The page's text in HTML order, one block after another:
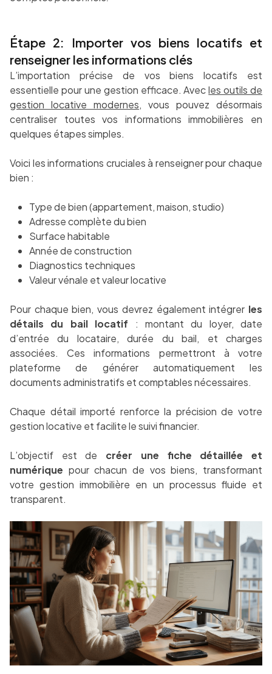
Étape 2: Importer vos biens locatifs et
renseigner les informations clés
L’importation précise de vos biens locatifs est
essentielle pour une gestion efficace. Avecles outils de
gestion locative modernes, vous pouvez désormais
centraliser toutes vos informations immobilières en
quelques étapes simples.
Voici les informations cruciales à renseigner pour chaque
bien :
Type de bien (appartement, maison, studio)
Adresse complète du bien
Surface habitable
Année de construction
Diagnostics techniques
Valeur vénale et valeur locative
Pour chaque bien, vous devrez également intégrer les
détails du bail locatif : montant du loyer, date
d’entrée du locataire, durée du bail, et charges
associées. Ces informations permettront à votre
plateforme de générer automatiquement les
documents administratifs et comptables nécessaires.
Chaque détail importé renforce la précision de votre
gestion locative et facilite le suivi financier.
L’objectif est de créer une fiche détaillée et
numérique pour chacun de vos biens, transformant
votre gestion immobilière en un processus fluide et
transparent.